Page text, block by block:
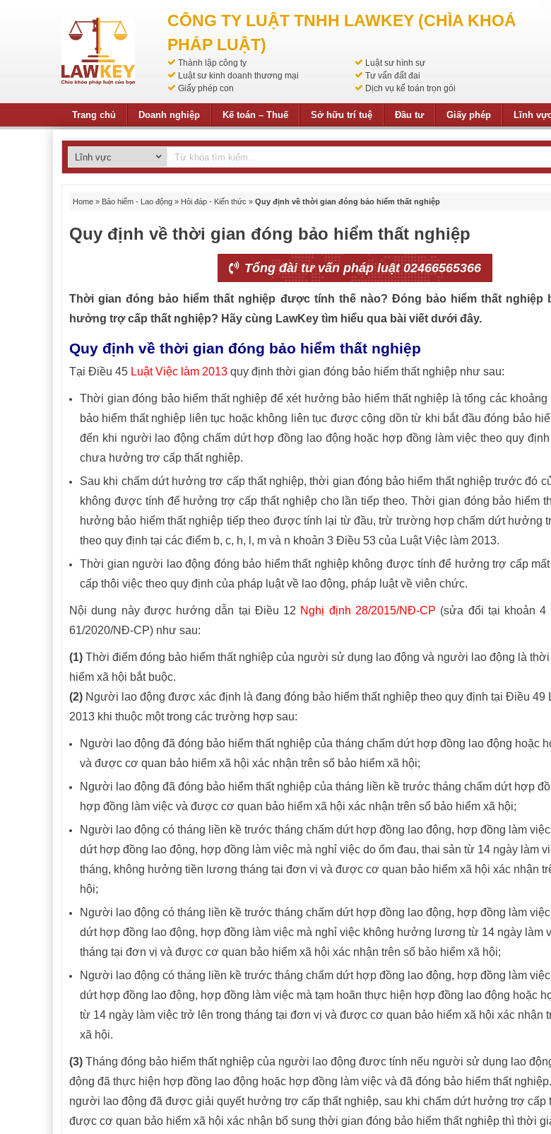
CÔNG TY LUẬT TNHH LAWKEY (CHÌA KHOÁ
PHÁP LUẬT)
Thành lập công ty
Luật sư hình sự
Luật sư kinh doanh thương mại
Tư vấn đất đai
Giấy phép con
Dịch vụ kế toán trọn gói
Trang chủ Doanh nghiệp Kế toán – Thuế Sở hữu trí tuệ Đầu tư Giấy phép Lĩnh
Home » Bảo hiểm - Lao động » Hỏi đáp - Kiến thức » Quy định về thời gian đóng bảo hiểm thất nghiệp
Quy định về thời gian đóng bảo hiểm thất nghiệp
Tổng đài tư vấn pháp luật 02466565366
Thời gian đóng bảo hiểm thất nghiệp được tính thế nào? Đóng bảo hiểm thất nghiệp
hưởng trợ cấp thất nghiệp? Hãy cùng LawKey tìm hiểu qua bài viết dưới đây.
Quy định về thời gian đóng bảo hiểm thất nghiệp
Tại Điều 45 Luật Việc làm 2013 quy định thời gian đóng bảo hiểm thất nghiệp như sau:
Thời gian đóng bảo hiểm thất nghiệp để xét hưởng bảo hiểm thất nghiệp là tổng các
bảo hiểm thất nghiệp liên tục hoặc không liên tục được cộng dồn từ khi bắt đầu đóng bảo
đến khi người lao động chấm dứt hợp đồng lao động hoặc hợp đồng làm việc theo quy
chưa hưởng trợ cấp thất nghiệp.
Sau khi chấm dứt hưởng trợ cấp thất nghiệp, thời gian đóng bảo hiểm thất nghiệp trước đó
không được tính để hưởng trợ cấp thất nghiệp cho lần tiếp theo. Thời gian đóng bảo hiểm
hưởng bảo hiểm thất nghiệp tiếp theo được tính lại từ đầu, trừ trường hợp chấm dứt hưởng
theo quy định tại các điểm b, c, h, l, m và n khoản 3 Điều 53 của Luật Việc làm 2013.
Thời gian người lao động đóng bảo hiểm thất nghiệp không được tính để hưởng trợ cấp
cấp thôi việc theo quy định của pháp luật về lao động, pháp luật về viên chức.
Nội dung này được hướng dẫn tại Điều 12 Nghị định 28/2015/NĐ-CP (sửa đổi tại khoản
61/2020/NĐ-CP) như sau:
(1) Thời điểm đóng bảo hiểm thất nghiệp của người sử dụng lao động và người lao động là
hiểm xã hội bắt buộc.
(2) Người lao động được xác định là đang đóng bảo hiểm thất nghiệp theo quy định tại Điều 49
2013 khi thuộc một trong các trường hợp sau:
Người lao động đã đóng bảo hiểm thất nghiệp của tháng chấm dứt hợp đồng lao động hoặc
và được cơ quan bảo hiểm xã hội xác nhận trên sổ bảo hiểm xã hội;
Người lao động đã đóng bảo hiểm thất nghiệp của tháng liền kề trước tháng chấm dứt hợp
hợp đồng làm việc và được cơ quan bảo hiểm xã hội xác nhận trên sổ bảo hiểm xã hội;
Người lao động có tháng liền kề trước tháng chấm dứt hợp đồng lao động, hợp đồng làm
dứt hợp đồng lao động, hợp đồng làm việc mà nghỉ việc do ốm đau, thai sản từ 14 ngày làm
tháng, không hưởng tiền lương tháng tại đơn vị và được cơ quan bảo hiểm xã hội xác nhận
hội;
Người lao động có tháng liền kề trước tháng chấm dứt hợp đồng lao động, hợp đồng làm
dứt hợp đồng lao động, hợp đồng làm việc mà nghỉ việc không hưởng lương từ 14 ngày làm
tháng tại đơn vị và được cơ quan bảo hiểm xã hội xác nhận trên sổ bảo hiểm xã hội;
Người lao động có tháng liền kề trước tháng chấm dứt hợp đồng lao động, hợp đồng làm
dứt hợp đồng lao động, hợp đồng làm việc mà tạm hoãn thực hiện hợp đồng lao động hoặc
từ 14 ngày làm việc trở lên trong tháng tại đơn vị và được cơ quan bảo hiểm xã hội xác nhận
xã hội.
(3) Tháng đóng bảo hiểm thất nghiệp của người lao động được tính nếu người sử dụng lao
động đã thực hiện hợp đồng lao động hoặc hợp đồng làm việc và đã đóng bảo hiểm thất
người lao động đã được giải quyết hưởng trợ cấp thất nghiệp, sau khi chấm dứt hưởng trợ cấp
được cơ quan bảo hiểm xã hội xác nhận bổ sung thời gian đóng bảo hiểm thất nghiệp thì thời